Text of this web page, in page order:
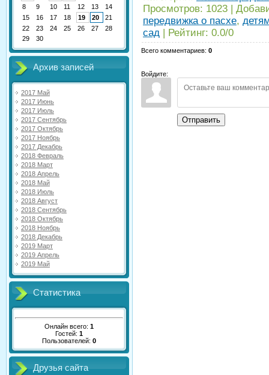
8
9 10 11 12 13
14
15
16 17 18 19 20
21
22
23 24 25 26 27
28
29
30
Архив записей
2017 Май
2017 Июнь
2017 Июль
2017 Сентябрь
2017 Октябрь
2017 Ноябрь
2017 Декабрь
2018 Февраль
2018 Март
2018 Апрель
2018 Май
2018 Июль
2018 Август
2018 Сентябрь
2018 Октябрь
2018 Ноябрь
2018 Декабрь
2019 Март
2019 Апрель
2019 Май
Статистика
Онлайн всего: 1
Гостей: 1
Пользователей: 0
Друзья сайта
Просмотров: 1023
передвижка о пасхе,
сад
Рейтинг: 0.0/0
Всего комментариев: 0
Войдите:
Отправить